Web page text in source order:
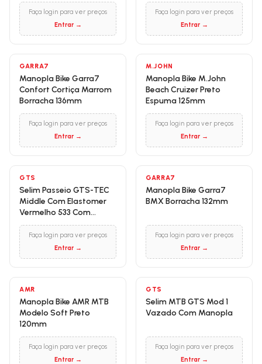
Faça login para ver preços
Entrar →
Faça login para ver preços
Entrar →
GARRA7
Manopla Bike Garra7
Confort Cortiça Marrom
Borracha 136mm
Faça login para ver preços
Entrar →
M.JOHN
Manopla Bike M.John
Beach Cruizer Preto
Espuma 125mm
Faça login para ver preços
Entrar →
GTS
Selim Passeio GTS-TEC
Middle Com Elastomer
Vermelho 533 Com
Manopla
Faça login para ver preços
Entrar →
GARRA7
Manopla Bike Garra7
BMX Borracha 132mm
Faça login para ver preços
Entrar →
AMR
Manopla Bike AMR MTB
Modelo Soft Preto
120mm
Faça login para ver preços
Entrar →
GTS
Selim MTB GTS Mod 1
Vazado Com Manopla
Faça login para ver preços
Entrar →